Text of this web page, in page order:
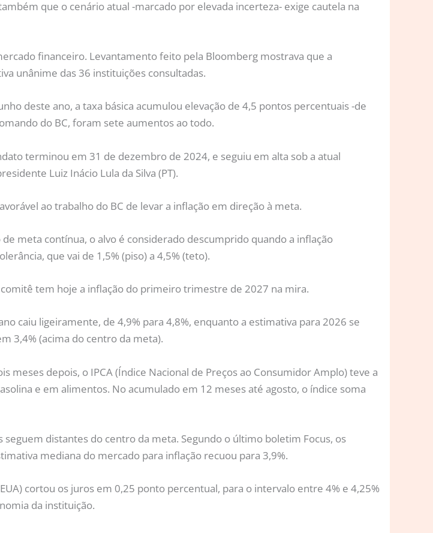
que o cenário atual -marcado por elevada incerteza- exige cautela na
financeiro. Levantamento feito pela Bloomberg mostrava que a
unânime das 36 instituições consultadas.
deste ano, a taxa básica acumulou elevação de 4,5 pontos percentuais -de
do BC, foram sete aumentos ao todo.
terminou em 31 de dezembro de 2024, e seguiu em alta sob a atual
Luiz Inácio Lula da Silva (PT).
ao trabalho do BC de levar a inflação em direção à meta.
meta contínua, o alvo é considerado descumprido quando a inflação
que vai de 1,5% (piso) a 4,5% (teto).
tem hoje a inflação do primeiro trimestre de 2027 na mira.
caiu ligeiramente, de 4,9% para 4,8%, enquanto a estimativa para 2026 se
3,4% (acima do centro da meta).
depois, o IPCA (Índice Nacional de Preços ao Consumidor Amplo) teve a
e em alimentos. No acumulado em 12 meses até agosto, o índice soma
distantes do centro da meta. Segundo o último boletim Focus, os
mediana do mercado para inflação recuou para 3,9%.
cortou os juros em 0,25 ponto percentual, para o intervalo entre 4% e 4,25%
da instituição.